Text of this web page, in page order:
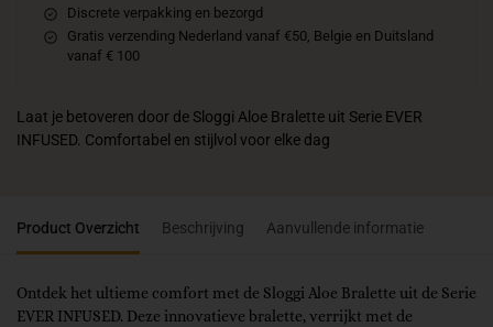
Discrete verpakking en bezorgd
Gratis verzending Nederland vanaf €50, Belgie en Duitsland
vanaf € 100
Laat je betoveren door de Sloggi Aloe Bralette uit Serie EVER
INFUSED. Comfortabel en stijlvol voor elke dag
Product Overzicht Beschrijving Aanvullende informatie
Ontdek het ultieme comfort met de Sloggi Aloe Bralette uit de Serie
EVER INFUSED. Deze innovatieve bralette, verrijkt met de